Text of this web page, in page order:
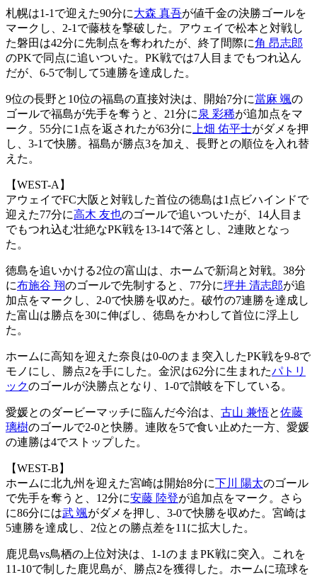
札幌は1-1で迎えた90分に大森 真吾が値千金の決勝ゴールを
マークし、2-1で藤枝を撃破した。アウェイで松本と対戦し
た磐田は42分に先制点を奪われたが、終了間際に角 昂志郎
のPKで同点に追いついた。PK戦では7人目までもつれ込ん
だが、6-5で制して5連勝を達成した。
9位の長野と10位の福島の直接対決は、開始7分に當麻 颯の
ゴールで福島が先手を奪うと、21分に泉 彩稀が追加点をマ
ーク。55分に1点を返されたが63分に 上畑 佑平士がダメを押
し、3-1で快勝。福島が勝点3を加え、長野との順位を入れ替
えた。
【WEST-A】
アウェイでFC大阪と対戦した首位の徳島は1点ビハインドで
迎えた77分に高木 友也のゴールで追いついたが、14人目ま
でもつれ込む壮絶なPK戦を13-14で落とし、2連敗となっ
た。
徳島を追いかける2位の富山は、ホームで新潟と対戦。38分
に布施谷 翔のゴールで先制すると、77分に坪井 清志郎が追
加点をマークし、2-0で快勝を収めた。破竹の7連勝を達成し
た富山は勝点を30に伸ばし、徳島をかわして首位に浮上し
た。
ホームに高知を迎えた奈良は0-0のまま突入したPK戦を9-8で
モノにし、勝点2を手にした。金沢は62分に生まれたパトリ
ックのゴールが決勝点となり、1-0で讃岐を下している。
愛媛とのダービーマッチに臨んだ今治は、 古山 兼悟と佐藤
璃樹のゴールで2-0と快勝。連敗を5で食い止めた一方、愛媛
の連勝は4でストップした。
【WEST-B】
ホームに北九州を迎えた宮崎は開始8分に下川 陽太のゴール
で先手を奪うと、12分に安藤 陸登が追加点をマーク。さら
に86分には武 颯がダメを押し、3-0で快勝を収めた。宮崎は
5連勝を達成し、2位との勝点差を11に拡大した。
鹿児島vs鳥栖の上位対決は、1-1のままPK戦に突入。これを
11-10で制した鹿児島が、勝点2を獲得した。ホームに琉球を